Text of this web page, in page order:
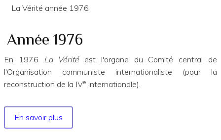
La Vérité année 1976
Année 1976
En 1976 La Vérité est l'organe du Comité central de
l'Organisation communiste internationaliste (pour la
reconstruction de la IVe Internationale).
En savoir plus
Année